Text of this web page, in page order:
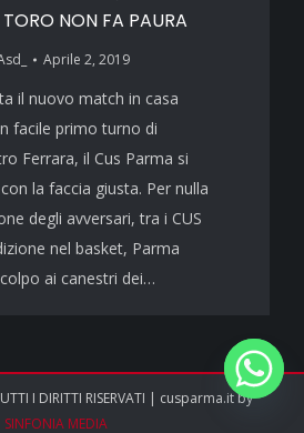
TORO NON FA PAURA
Aprile 2, 2019
il nuovo match in casa
facile primo turno di
Ferrara, il Cus Parma si
la faccia giusta. Per nulla
degli avversari, tra i CUS
nel basket, Parma
ai canestri dei…
I DIRITTI RISERVATI | cusparma.it by
SINFONIA MEDIA